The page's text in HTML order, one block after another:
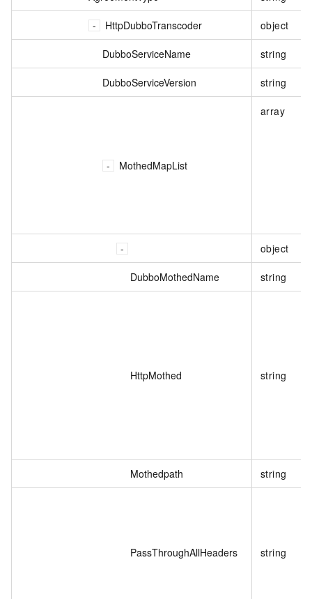
HttpDubboTranscoder object
DubboServiceName string
DubboServiceVersion string
MothedMapList
array
object
DubboMothedName string
HttpMothed string
Mothedpath string
PassThroughAllHeaders string